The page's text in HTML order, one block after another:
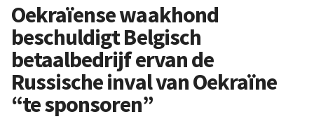
Oekraïense waakhond
beschuldigt Belgisch
betaalbedrijf ervan de
Russische inval van Oekraïne
“te sponsoren”